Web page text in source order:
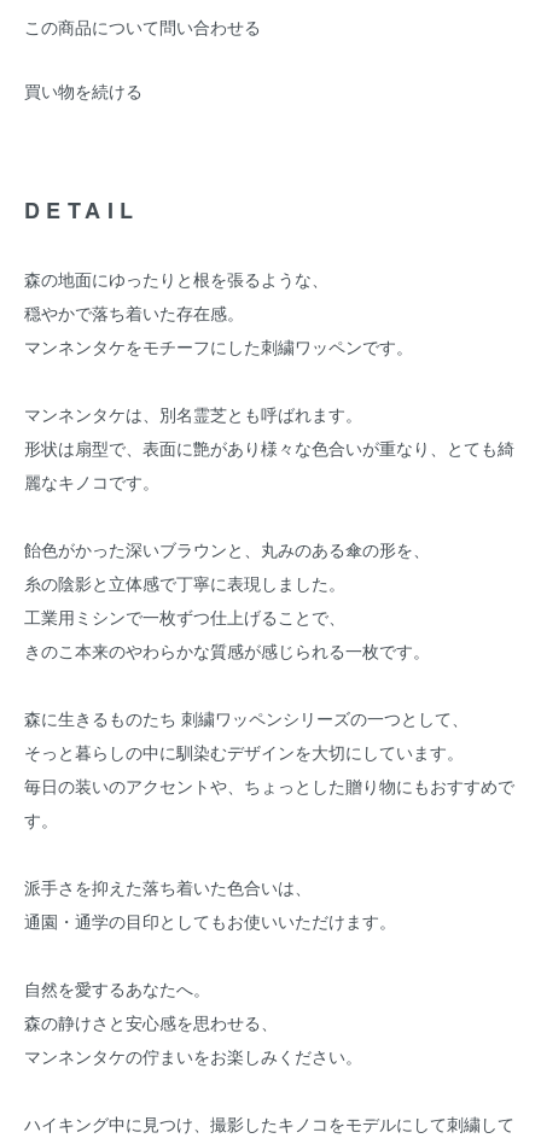
この商品について問い合わせる
買い物を続ける
DETAIL
森の地面にゆったりと根を張るような、
穏やかで落ち着いた存在感。
マンネンタケをモチーフにした刺繍ワッペンです。
マンネンタケは、別名霊芝とも呼ばれます。
形状は扇型で、表面に艶があり様々な色合いが重なり、とても綺
麗なキノコです。
飴色がかった深いブラウンと、丸みのある傘の形を、
糸の陰影と立体感で丁寧に表現しました。
工業用ミシンで一枚ずつ仕上げることで、
きのこ本来のやわらかな質感が感じられる一枚です。
森に生きるものたち 刺繍ワッペンシリーズの一つとして、
そっと暮らしの中に馴染むデザインを大切にしています。
毎日の装いのアクセントや、ちょっとした贈り物にもおすすめで
す。
派手さを抑えた落ち着いた色合いは、
通園・通学の目印としてもお使いいただけます。
自然を愛するあなたへ。
森の静けさと安心感を思わせる、
マンネンタケの佇まいをお楽しみください。
ハイキング中に見つけ、撮影したキノコをモデルにして刺繍して